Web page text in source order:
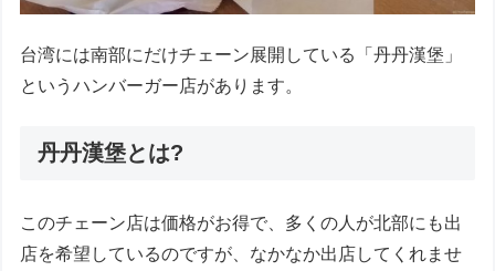
台湾には南部にだけチェーン展開している「丹丹漢堡」
というハンバーガー店があります。
丹丹漢堡とは?
このチェーン店は価格がお得で、多くの人が北部にも出
店を希望しているのですが、なかなか出店してくれませ